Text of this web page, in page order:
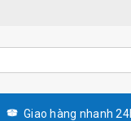
Giao hàng nhanh